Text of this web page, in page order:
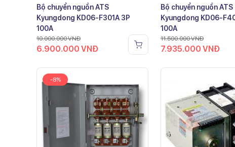
Bộ chuyển nguồn ATS
Kyungdong KD06-F301A 3P
100A
10.000.000VNĐ
6.900.000 VNĐ
Bộ chuyển nguồn ATS
Kyungdong KD06-
100A
11.500.000VNĐ
7.935.000 VNĐ
-8%